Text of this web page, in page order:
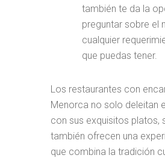
también te da la
preguntar sobre el
cualquier
que puedas tener.
Los restaurantes con
Menorca no solo deleitan
con sus exquisitos platos,
también ofrecen una
que combina la tradición